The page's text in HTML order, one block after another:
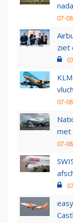
07-
ziet
07-
met
07-